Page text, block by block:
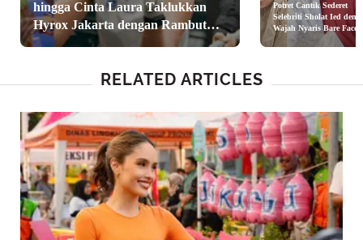
hingga Cinta Laura Taklukkan
Hyrox Jakarta dengan Rambut
Anti Gerah dan Modis
Potret Cantik Sederet
Selebriti Sholat Ied
Wajah Nyaris Bare Face,
dari Luna Maya hingga
RELATED ARTICLES